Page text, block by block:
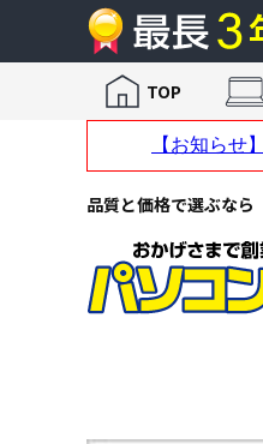
品質と価格で選ぶなら
TOP